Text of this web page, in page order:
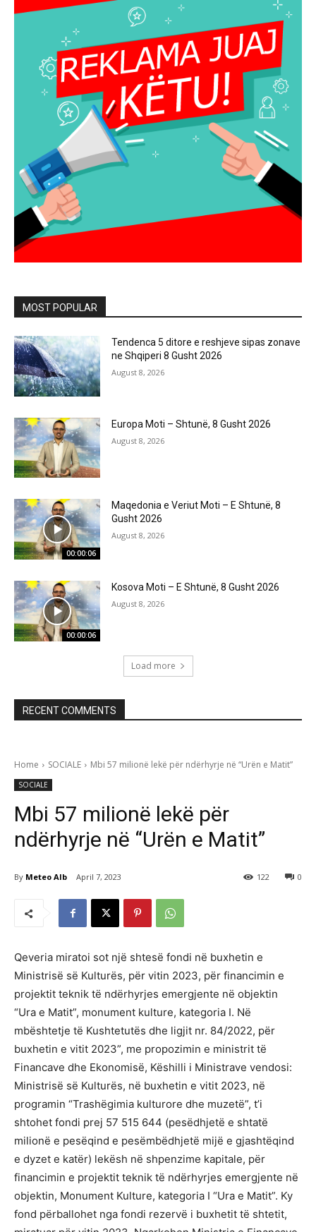
MOST POPULAR
Tendenca 5 ditore e reshjeve sipas zonave
ne Shqiperi 8 Gusht 2026
August 8, 2026
Europa Moti – Shtunë, 8 Gusht 2026
August 8, 2026
00:00:06
Maqedonia e Veriut Moti – E Shtunë, 8
Gusht 2026
August 8, 2026
00:00:06
Kosova Moti – E Shtunë, 8 Gusht 2026
August 8, 2026
Load more
RECENT COMMENTS